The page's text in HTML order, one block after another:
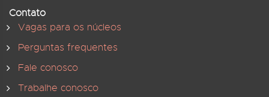
Contato
Vagas para os núcleos
Perguntas frequentes
Fale conosco
Trabalhe conosco